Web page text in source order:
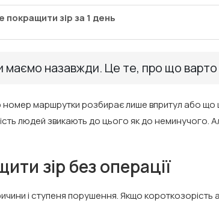
зір за 1 день
маємо назавжди. Це те, про що
маршрутки розбирає лише впритул або що
людей звикають до цього як до неминучого.
зір без операції
і ступеня порушення. Якщо